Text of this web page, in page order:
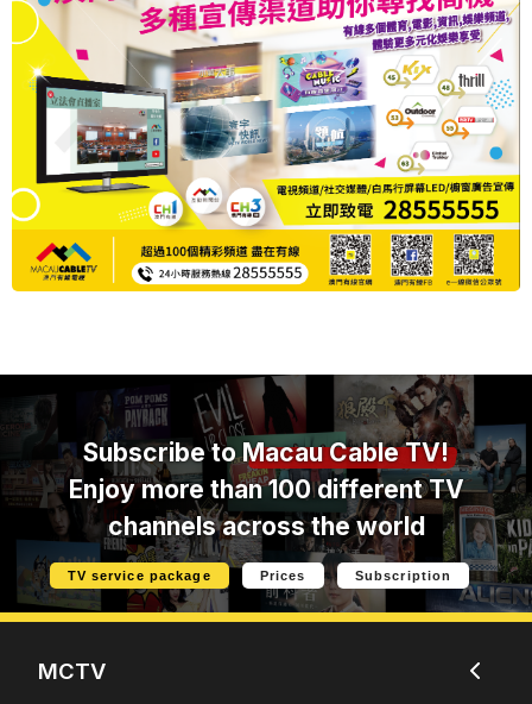
Subscribe toMacau Cable TV!
Enjoy more than 100 different TV
channels across the world
TV service package Prices Subscription
MCTV